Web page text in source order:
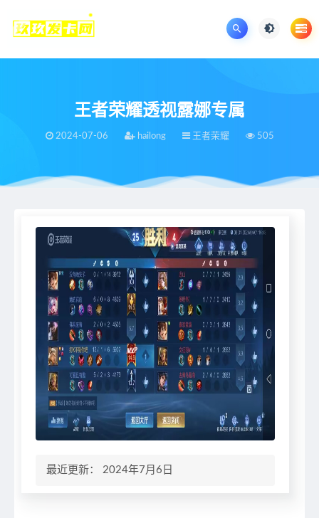
王者荣耀透视露娜专属
2024-07-06 hailong 王者荣耀 505
当前位置：王者荣耀辅助网 王者荣耀 >王者荣耀透视露娜专属
最近更新： 2024年7月6日